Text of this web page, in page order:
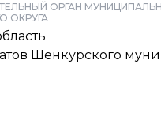
ОРГАН
ОКРУГА
Шенкурского